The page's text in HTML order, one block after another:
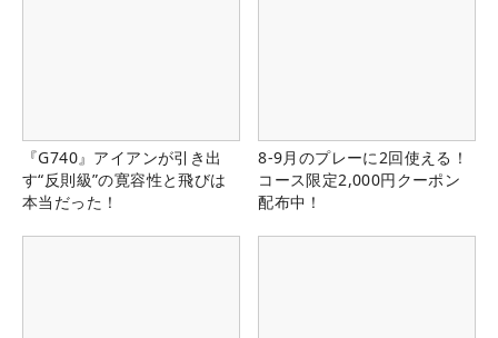
『G740』アイアンが引き出
す“反則級”の寛容性と飛びは
本当だった！
8-9月のプレーに2回使える！
コース限定2,000円クーポン
配布中！